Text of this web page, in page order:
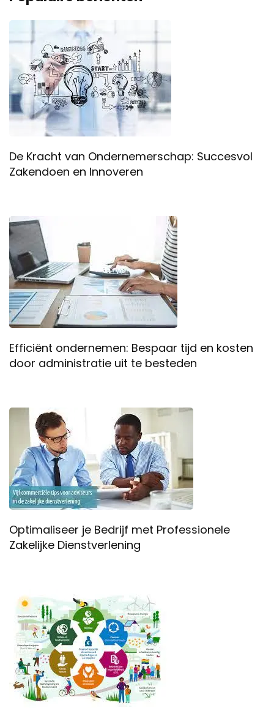
De Kracht van Ondernemerschap: Succesvol
Zakendoen en Innoveren
Efficiënt ondernemen: Bespaar tijd en kosten
door administratie uit te besteden
Optimaliseer je Bedrijf met Professionele
Zakelijke Dienstverlening